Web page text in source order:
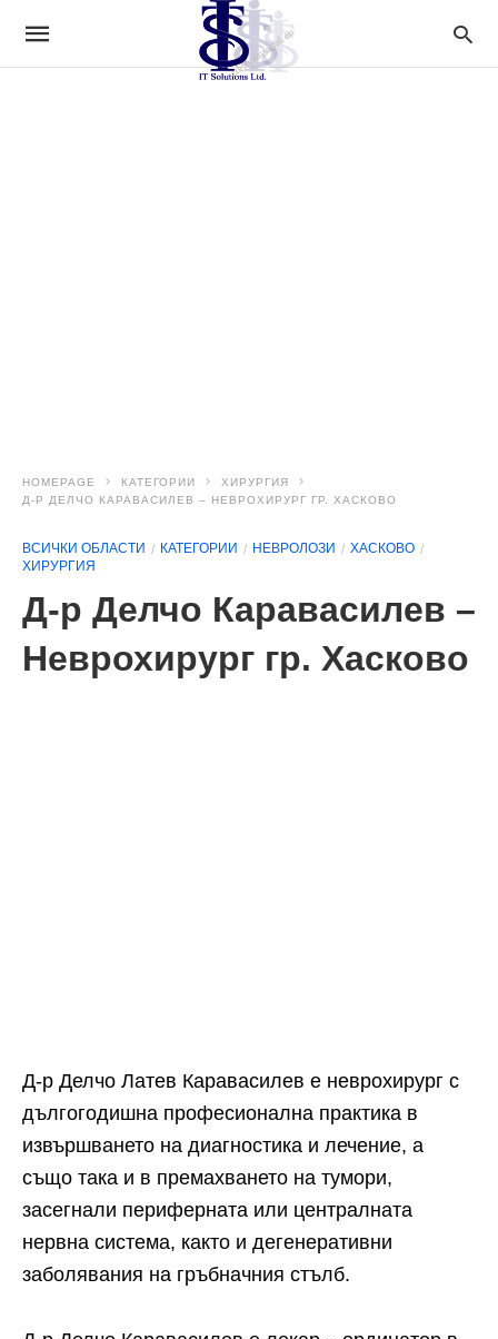
HOMEPAGE КАТЕГОРИИ
ХИРУРГИЯ
Д-Р ДЕЛЧО КАРАВАСИЛЕВ – НЕВРОХИРУРГ ГР. ХАСКОВО
ВСИЧКИ ОБЛАСТИ КАТЕГОРИИ НЕВРОЛОЗИ
ХАСКОВО
ХИРУРГИЯ
Д-р Делчо Каравасилев –
Неврохирург гр. Хасково
Д-р Делчо Латев Каравасилев е неврохирург с
дългогодишна професионална практика в
извършването на диагностика и лечение, а
също така и в премахването на тумори,
засегнали периферната или централната
нервна система, както и дегенеративни
заболявания на гръбначния стълб.